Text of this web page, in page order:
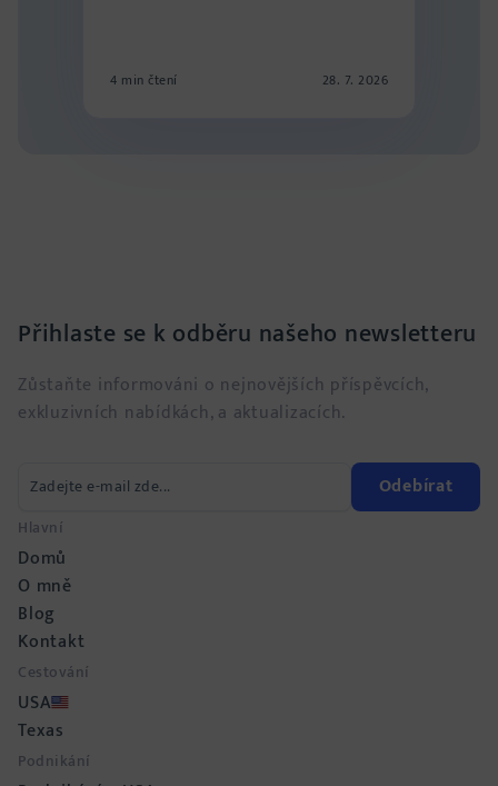
4 min čtení 28. 7. 2026
Hlavní
Domů
O mně
Blog
Kontakt
Cestování
USA
Texas
Podnikání
Přihlaste se k odběru našeho newsletteru
Zůstaňte informováni o nejnovějších příspěvcích,
exkluzivních nabídkách, a aktualizacích.
Odebírat